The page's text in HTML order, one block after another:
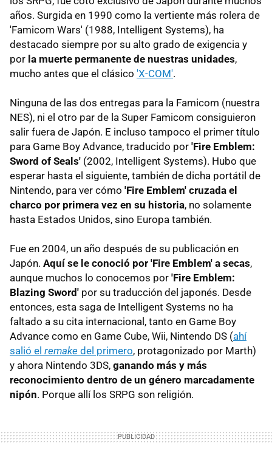
años. Surgida en 1990 como la vertiente más rolera de
'Famicom Wars' (1988, Intelligent Systems), ha
destacado siempre por su alto grado de exigencia y
por la muerte permanente de nuestras unidades,
mucho antes que el clásico 'X-COM'.
Ninguna de las dos entregas para la Famicom (nuestra
NES), ni el otro par de la Super Famicom consiguieron
salir fuera de Japón. E incluso tampoco el primer título
para Game Boy Advance, traducido por 'Fire Emblem:
Sword of Seals' (2002, Intelligent Systems). Hubo que
esperar hasta el siguiente, también de dicha portátil de
Nintendo, para ver cómo 'Fire Emblem' cruzada el
charco por primera vez en su historia, no solamente
hasta Estados Unidos, sino Europa también.
Fue en 2004, un año después de su publicación en
Japón. Aquí se le conoció por 'Fire Emblem' a secas,
aunque muchos lo conocemos por 'Fire Emblem:
Blazing Sword' por su traducción del japonés. Desde
entonces, esta saga de Intelligent Systems no ha
faltado a su cita internacional, tanto en Game Boy
Advance como en Game Cube, Wii, Nintendo DS (ahí
salió el remake del primero, protagonizado por Marth)
y ahora Nintendo 3DS, ganando más y más
reconocimiento dentro de un género marcadamente
nipón. Porque allí los SRPG son religión.